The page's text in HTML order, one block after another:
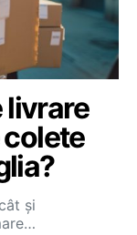
livrare
colete
și